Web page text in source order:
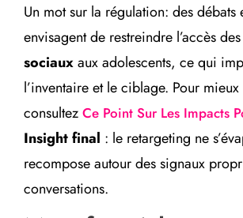
Un mot sur la régulation: des débats
envisagent de restreindre l’accès des
sociauxaux adolescents, ce qui
l’inventaire et le ciblage. Pour
consultez Ce Point Sur Les Impacts
Insight final : le retargeting ne
recompose autour des signaux
conversations.